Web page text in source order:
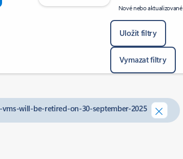
Nové nebo aktualizované
Uložit filtry
Vymazat filtry
will-be-retired-on-30-september-2025